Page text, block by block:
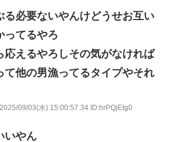
る必要ないやんけどうせお互い
ってるやろ
応えるやろしその気がなければ
て他の男漁ってるタイプやそれ
2025/09/03(水) 15:00:57.34 ID:hrPQjEtg0
いやん